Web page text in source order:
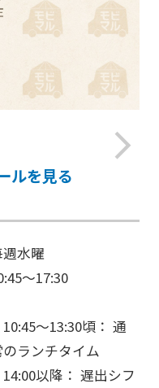
arrow_forward_ios
ルを見る
水曜
〜17:30
10:45〜13:30頃： 通
のランチタイム
14:00以降： 遅出シフ